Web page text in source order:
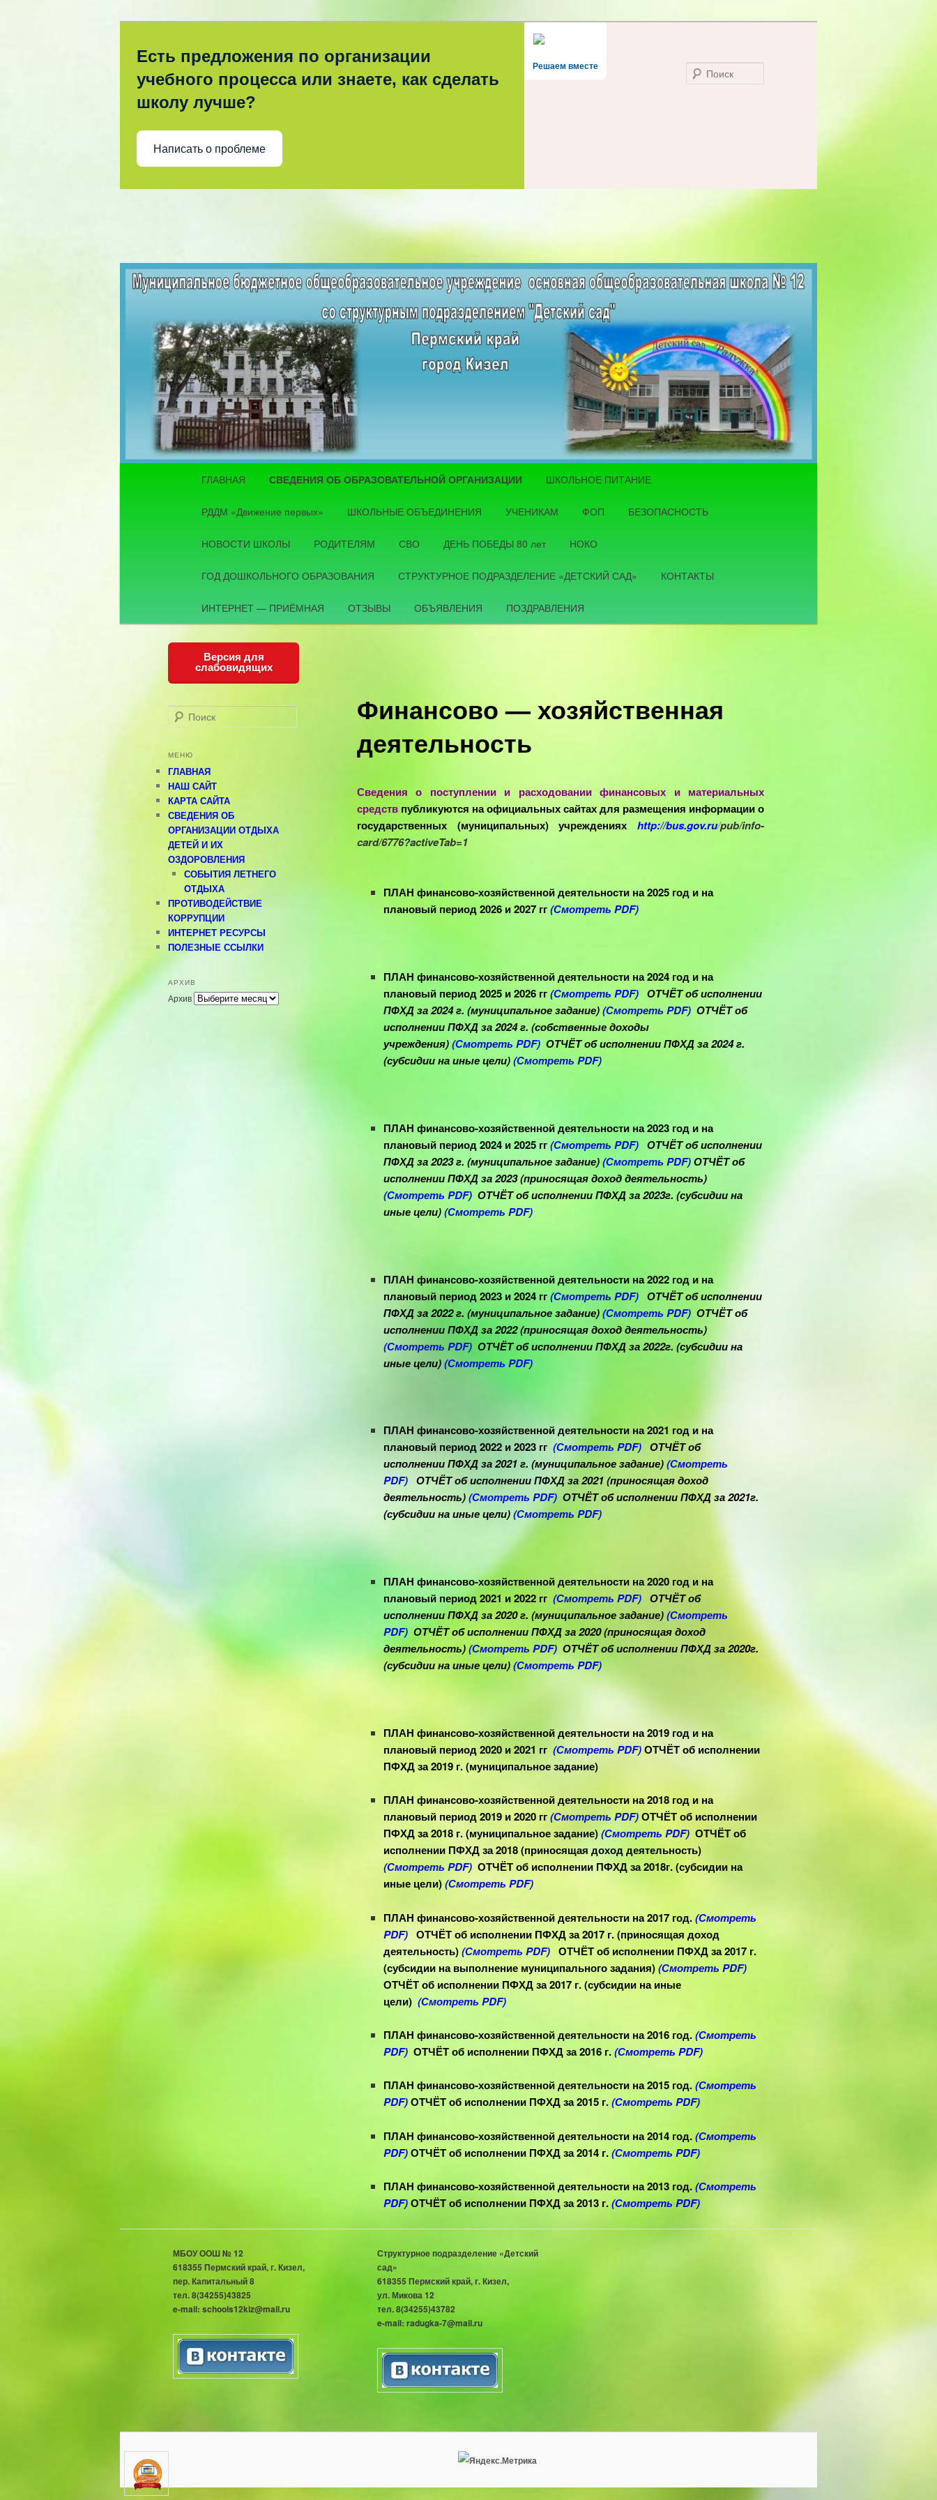
Решаем вместе
Есть предложения по организации
учебного процесса или знаете, как сделать
школу лучше?
Написать о проблеме
Перейти к основному содержимому
ГЛАВНАЯ СВЕДЕНИЯ ОБ ОБРАЗОВАТЕЛЬНОЙ ОРГАНИЗАЦИИ ШКОЛЬНОЕ ПИТАНИЕ
РДДМ «Движение первых» ШКОЛЬНЫЕ ОБЪЕДИНЕНИЯ УЧЕНИКАМ ФОП БЕЗОПАСНОСТЬ
НОВОСТИ ШКОЛЫ РОДИТЕЛЯМ СВО ДЕНЬ ПОБЕДЫ 80 лет НОКО
ГОД ДОШКОЛЬНОГО ОБРАЗОВАНИЯ СТРУКТУРНОЕ ПОДРАЗДЕЛЕНИЕ «ДЕТСКИЙ САД» КОНТАКТЫ
ИНТЕРНЕТ — ПРИЁМНАЯ ОТЗЫВЫ ОБЪЯВЛЕНИЯ ПОЗДРАВЛЕНИЯ
Финансово — хозяйственная
деятельность
Сведения о поступлении и расходовании финансовых и материальных
средств публикуются на официальных сайтах для размещения информации о
государственных (муниципальных) учреждениях
http://bus.gov.ru/pub/info-
card/6776?activeTab=1
ПЛАН финансово-хозяйственной деятельности на 2025 год и на
плановый период 2026 и 2027 гг (Смотреть PDF)
ПЛАН финансово-хозяйственной деятельности на 2024 год и на
плановый период 2025 и 2026 гг (Смотреть PDF) ОТЧЁТ об исполнении
ПФХД за 2024 г. (муниципальное задание) (Смотреть PDF) ОТЧЁТ об
исполнении ПФХД за 2024 г. (собственные доходы
учреждения) (Смотреть PDF) ОТЧЁТ об исполнении ПФХД за 2024 г.
(субсидии на иные цели)(Смотреть PDF)
ПЛАН финансово-хозяйственной деятельности на 2023 год и на
плановый период 2024 и 2025 гг(Смотреть PDF) ОТЧЁТ об исполнении
ПФХД за 2023 г. (муниципальное задание)(Смотреть PDF) ОТЧЁТ об
исполнении ПФХД за 2023 (приносящая доход деятельность)
(Смотреть PDF) ОТЧЁТ об исполнении ПФХД за 2023г. (субсидии на
иные цели)(Смотреть PDF)
ПЛАН финансово-хозяйственной деятельности на 2022 год и на
плановый период 2023 и 2024 гг (Смотреть PDF) ОТЧЁТ об исполнении
ПФХД за 2022 г. (муниципальное задание)(Смотреть PDF) ОТЧЁТ об
исполнении ПФХД за 2022 (приносящая доход деятельность)
(Смотреть PDF)ОТЧЁТ об исполнении ПФХД за 2022г. (субсидии на
иные цели)(Смотреть PDF)
ПЛАН финансово-хозяйственной деятельности на 2021 год и на
плановый период 2022 и 2023 гг (Смотреть PDF) ОТЧЁТ об
исполнении ПФХД за 2021 г. (муниципальное задание)(Смотреть
PDF) ОТЧЁТ об исполнении ПФХД за 2021 (приносящая доход
деятельность)(Смотреть PDF)ОТЧЁТ об исполнении ПФХД за 2021г.
(субсидии на иные цели)(Смотреть PDF)
ПЛАН финансово-хозяйственной деятельности на 2020 год и на
плановый период 2021 и 2022 гг (Смотреть PDF) ОТЧЁТ об
исполнении ПФХД за 2020 г. (муниципальное задание)(Смотреть
PDF) ОТЧЁТ об исполнении ПФХД за 2020 (приносящая доход
деятельность)(Смотреть PDF) ОТЧЁТ об исполнении ПФХД за 2020г.
(субсидии на иные цели)(Смотреть PDF)
ПЛАН финансово-хозяйственной деятельности на 2019 год и на
плановый период 2020 и 2021 гг (Смотреть PDF) ОТЧЁТ об исполнении
ПФХД за 2019 г. (муниципальное задание)
ПЛАН финансово-хозяйственной деятельности на 2018 год и на
плановый период 2019 и 2020 гг (Смотреть PDF) ОТЧЁТ об исполнении
ПФХД за 2018 г. (муниципальное задание) (Смотреть PDF) ОТЧЁТ об
исполнении ПФХД за 2018 (приносящая доход деятельность)
(Смотреть PDF) ОТЧЁТ об исполнении ПФХД за 2018г. (субсидии на
иные цели) (Смотреть PDF)
ПЛАН финансово-хозяйственной деятельности на 2017 год.(Смотреть
PDF) ОТЧЁТ об исполнении ПФХД за 2017 г. (приносящая доход
деятельность) (Смотреть PDF) ОТЧЁТ об исполнении ПФХД за 2017 г.
(субсидии на выполнение муниципального задания) (Смотреть PDF)
ОТЧЁТ об исполнении ПФХД за 2017 г. (субсидии на иные
цели) (Смотреть PDF)
ПЛАН финансово-хозяйственной деятельности на 2016 год.(Смотреть
PDF) ОТЧЁТ об исполнении ПФХД за 2016 г.(Смотреть PDF)
ПЛАН финансово-хозяйственной деятельности на 2015 год. (Смотреть
PDF) ОТЧЁТ об исполнении ПФХД за 2015 г.(Смотреть PDF)
ПЛАН финансово-хозяйственной деятельности на 2014 год.(Смотреть
PDF) ОТЧЁТ об исполнении ПФХД за 2014 г.(Смотреть PDF)
ПЛАН финансово-хозяйственной деятельности на 2013 год.(Смотреть
PDF) ОТЧЁТ об исполнении ПФХД за 2013 г.(Смотреть PDF)
Версия для
слабовидящих
Поиск
МЕНЮ
ГЛАВНАЯ
НАШ САЙТ
КАРТА САЙТА
СВЕДЕНИЯ ОБ
ОРГАНИЗАЦИИ ОТДЫХА
ДЕТЕЙ И ИХ
ОЗДОРОВЛЕНИЯ
СОБЫТИЯ ЛЕТНЕГО
ОТДЫХА
ПРОТИВОДЕЙСТВИЕ
КОРРУПЦИИ
ИНТЕРНЕТ РЕСУРСЫ
ПОЛЕЗНЫЕ ССЫЛКИ
АРХИВ
Архив
МБОУ ООШ № 12
618355 Пермский край, г. Кизел,
пер. Капитальный 8
тел. 8(34255)43825
e-mail: schools12kiz@mail.ru
Структурное подразделение «Детский
сад»
618355 Пермский край, г. Кизел,
ул. Микова 12
тел. 8(34255)43782
e-mail: radugka-7@mail.ru